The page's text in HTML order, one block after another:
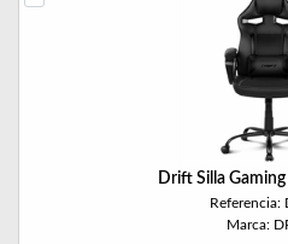
Drift Silla
Referencia:
Marca: